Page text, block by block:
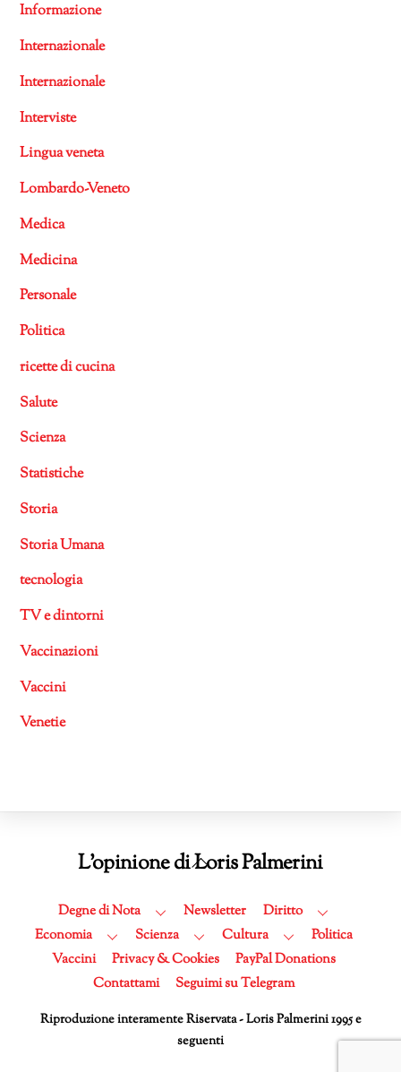
Informazione
Internazionale
Internazionale
Interviste
Lingua veneta
Lombardo-Veneto
Medica
Medicina
Personale
Politica
ricette di cucina
Salute
Scienza
Statistiche
Storia
Storia Umana
tecnologia
TV e dintorni
Vaccinazioni
Vaccini
Venetie
Back
Top
L'opinione di Loris Palmerini
Degne di Nota Newsletter
Diritto
Economia
Scienza Cultura
Politica
Vaccini
Privacy & Cookies
PayPal Donations
Contattami
Seguimi su Telegram
Riproduzione interamente Riservata - Loris Palmerini 1995 e
seguenti